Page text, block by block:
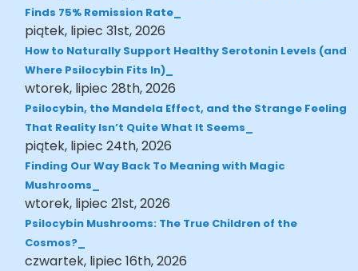
Finds 75% Remission Rate
piątek, lipiec 31st, 2026
How to Naturally Support Healthy Serotonin Levels (and
Where Psilocybin Fits In)
wtorek, lipiec 28th, 2026
Psilocybin, the Mandela Effect, and the Strange Feeling
That Reality Isn’t Quite What It Seems
piątek, lipiec 24th, 2026
Finding Our Way Back To Meaning with Magic
Mushrooms
wtorek, lipiec 21st, 2026
Psilocybin Mushrooms: The True Children of the
Cosmos?
czwartek, lipiec 16th, 2026